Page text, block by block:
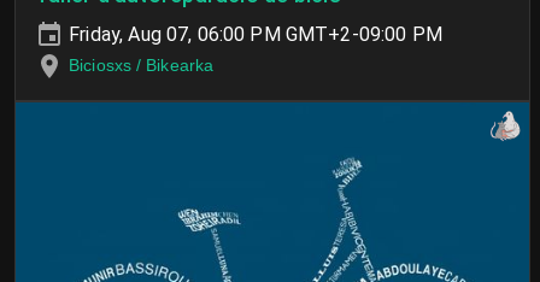
Friday, Aug 07, 06:00 PM GMT+2-09:00 PM
Biciosxs / Bikearka